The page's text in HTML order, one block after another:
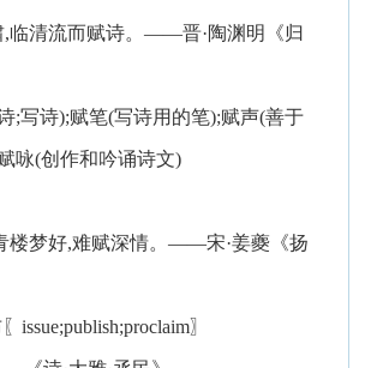
,临清流而赋诗。——晋·陶渊明《归
;写诗);赋笔(写诗用的笔);赋声(善于
咏(创作和吟诵诗文)
楼梦好,难赋深情。——宋·姜夔《扬
issue;publish;proclaim〗